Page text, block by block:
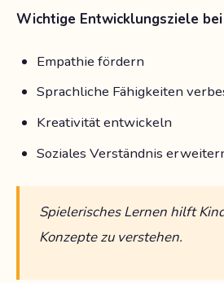
Wichtige Entwicklungsziele
Empathie fördern
Sprachliche Fähigkeiten
Kreativität entwickeln
Soziales Verständnis
Spielerisches Lernen hilft
Konzepte zu verstehen.